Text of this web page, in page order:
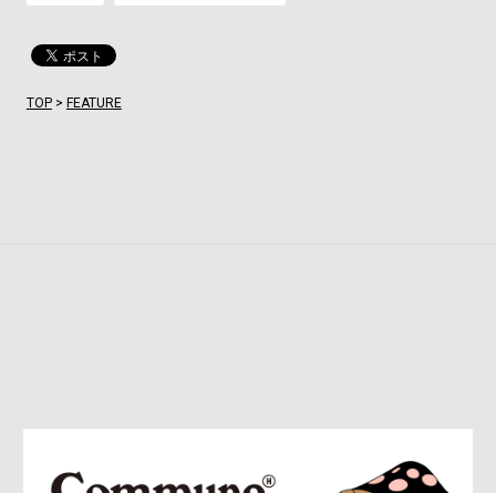
TOP> FEATURE